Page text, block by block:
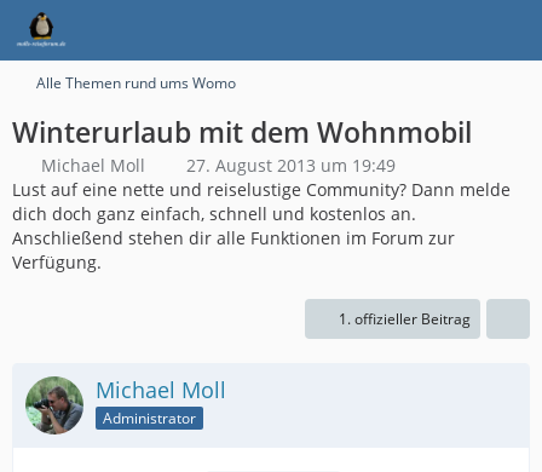
Alle Themen rund ums Womo
Winterurlaub mit dem Wohnmobil
Michael Moll
27. August 2013 um 19:49
Lust auf eine nette und reiselustige Community? Dann melde
dich doch ganz einfach, schnell und kostenlos an.
Anschließend stehen dir alle Funktionen im Forum zur
Verfügung.
1. offizieller Beitrag
Michael Moll
Administrator